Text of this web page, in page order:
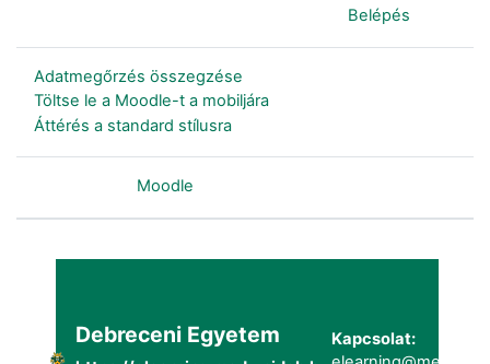
Belépés
Adatmegőrzés összegzése
Töltse le a Moodle-t a mobiljára
Áttérés a standard stílusra
Moodle
Debreceni Egyetem
Kapcsolat: